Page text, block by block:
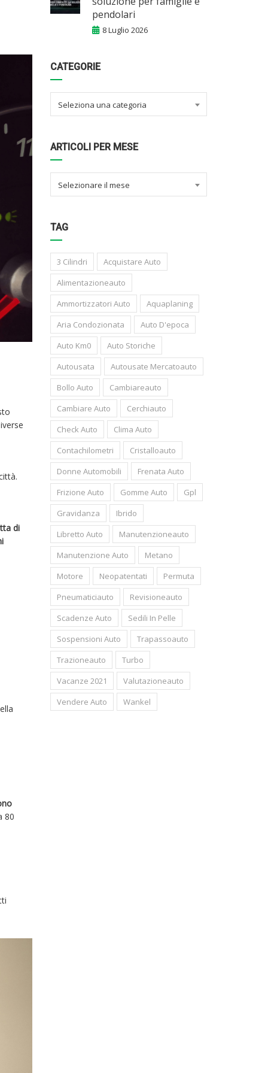
di
80
pendolari
8 Luglio 2026
CATEGORIE
Seleziona una categoria
ARTICOLI PER MESE
Selezionare il mese
TAG
3 Cilindri
Acquistare Auto
Alimentazioneauto
Ammortizzatori Auto
Aquaplaning
Aria Condozionata
Auto D'epoca
Auto Km0
Auto Storiche
Autousata
Autousate Mercatoauto
Bollo Auto
Cambiareauto
Cambiare Auto
Cerchiauto
Check Auto
Clima Auto
Contachilometri
Cristalloauto
Donne Automobili
Frenata Auto
Frizione Auto
Gomme Auto
Gpl
Gravidanza
Ibrido
Libretto Auto
Manutenzioneauto
Manutenzione Auto
Metano
Motore
Neopatentati
Permuta
Pneumaticiauto
Revisioneauto
Scadenze Auto
Sedili In Pelle
Sospensioni Auto
Trapassoauto
Trazioneauto
Turbo
Vacanze 2021
Valutazioneauto
Vendere Auto
Wankel